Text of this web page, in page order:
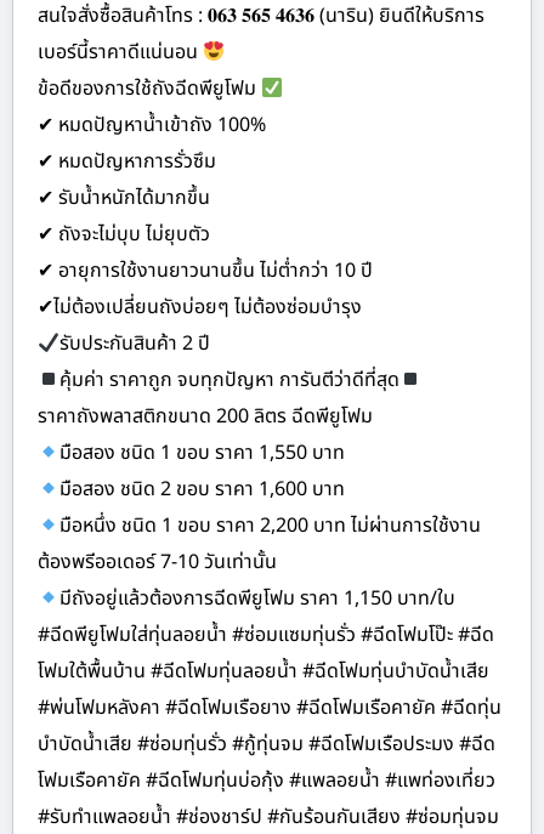
สนใจสั่งซื้อสินค้าโทร : 𝟎𝟔𝟑 𝟓𝟔𝟓 𝟒𝟔𝟑𝟔 (นาริน) ยินดีให้บริการ
เบอร์นี้ราคาดีแน่นอน
ข้อดีของการใช้ถังฉีดพียูโฟม
✔ หมดปัญหาน้ำเข้าถัง 100%
✔ หมดปัญหาการรั่วซึม
✔ รับน้ำหนักได้มากขึ้น
✔ ถังจะไม่บุบ ไม่ยุบตัว
✔ อายุการใช้งานยาวนานขึ้น ไม่ต่ำกว่า 10 ปี
✔ไม่ต้องเปลี่ยนถังบ่อยๆ ไม่ต้องซ่อมบำรุง
รับประกันสินค้า 2 ปี
คุ้มค่า ราคาถูก จบทุกปัญหา การันตีว่าดีที่สุด
ราคาถังพลาสติกขนาด 200 ลิตร ฉีดพียูโฟม
มือสอง ชนิด 1 ขอบ ราคา 1,550 บาท
มือสอง ชนิด 2 ขอบ ราคา 1,600 บาท
มือหนึ่ง ชนิด 1 ขอบ ราคา 2,200 บาท ไม่ผ่านการใช้งาน
ต้องพรีออเดอร์ 7-10 วันเท่านั้น
มีถังอยู่แล้วต้องการฉีดพียูโฟม ราคา 1,150 บาท/ใบ
#ฉีดพียูโฟมใส่ทุ่นลอยน้ำ #ซ่อมแซมทุ่นรั่ว #ฉีดโฟมโป๊ะ #ฉีด
โฟมใต้พื้นบ้าน #ฉีดโฟมทุ่นลอยน้ำ #ฉีดโฟมทุ่นบำบัดน้ำเสีย
#พ่นโฟมหลังคา #ฉีดโฟมเรือยาง #ฉีดโฟมเรือคายัค #ฉีดทุ่น
บำบัดน้ำเสีย #ซ่อมทุ่นรั่ว #กู้ทุ่นจม #ฉีดโฟมเรือประมง #ฉีด
โฟมเรือคายัค #ฉีดโฟมทุ่นบ่อกุ้ง #แพลอยน้ำ #แพท่องเที่ยว
#รับทำแพลอยน้ำ #ช่องชาร์ป #กันร้อนกันเสียง #ซ่อมทุ่นจม